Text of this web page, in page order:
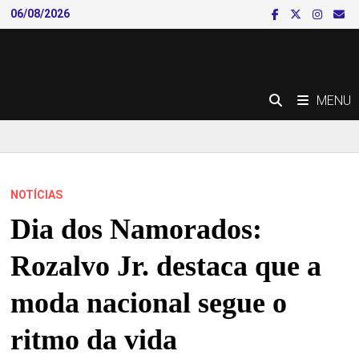
Skip
to
06/08/2026
MENU
NOTÍCIAS
Dia dos Namorados:
Rozalvo Jr. destaca que a
moda nacional segue o
ritmo da vida